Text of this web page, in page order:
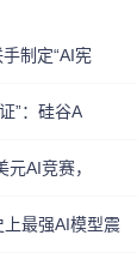
制定“AI宪
”：硅谷A
AI竞赛，
最强AI模型震